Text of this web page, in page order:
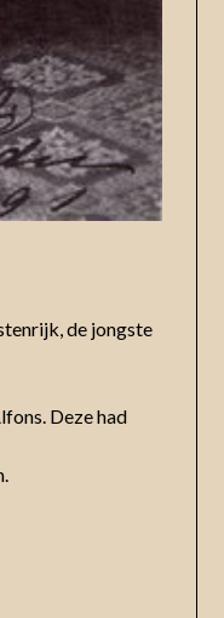
de jongste
Deze had